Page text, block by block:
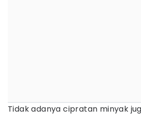
Tidak adanya cipratan minyak